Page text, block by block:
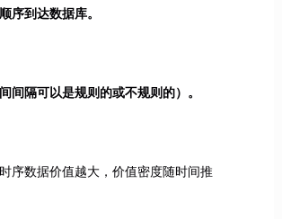
序到达数据库。
间隔可以是规则的或不规则的）。
序数据价值越大，价值密度随时间推